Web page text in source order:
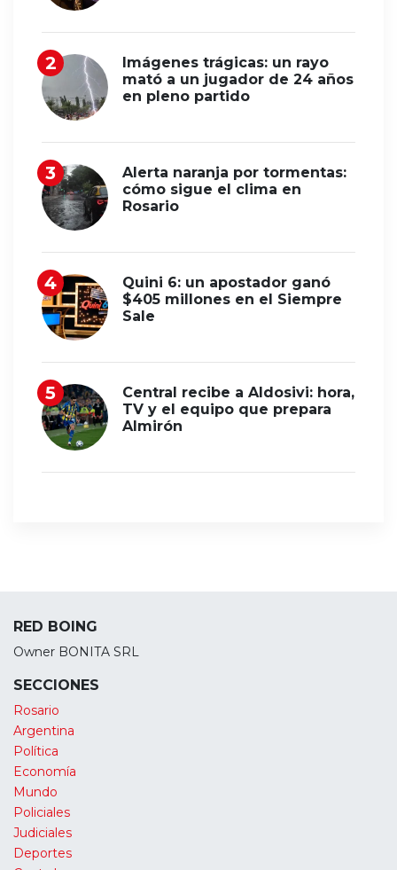
Imágenes trágicas: un rayo
mató a un jugador de 24 años
en pleno partido
Alerta naranja por tormentas:
cómo sigue el clima en
Rosario
Quini 6: un apostador ganó
$405 millones en el Siempre
Sale
Central recibe a Aldosivi: hora,
TV y el equipo que prepara
Almirón
RED BOING
Owner BONITA SRL
SECCIONES
Rosario
Argentina
Política
Economía
Mundo
Policiales
Judiciales
Deportes